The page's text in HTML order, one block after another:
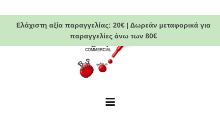
to
contentΕλάχιστη αξία παραγγελίας: 20€ | Δωρεάν μεταφορικά για
παραγγελίες άνω των 80€